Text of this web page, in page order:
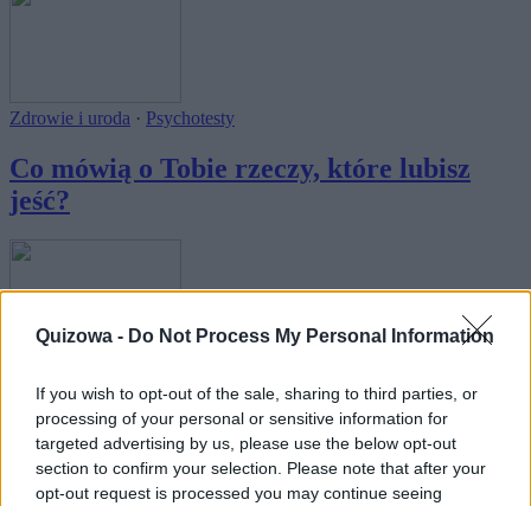
Quizowa - Do Not Process My Personal Information
If you wish to opt-out of the sale, sharing to third parties, or
processing of your personal or sensitive information for
targeted advertising by us, please use the below opt-out
section to confirm your selection. Please note that after your
opt-out request is processed you may continue seeing
Zdrowie i uroda · Psychotesty
Co mówią o Tobie rzeczy, które lubisz
jeść?
Czy zgadniemy Twój wiek na podstawie
tego, ja...